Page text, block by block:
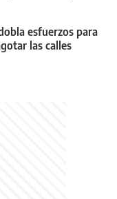
esfuerzos para
las calles